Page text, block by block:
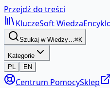
Przejdź do treści
KluczeSoftWiedza
Szukaj w Wiedzy…⌘K
Kategorie
PL
EN
Centrum PomocySklep